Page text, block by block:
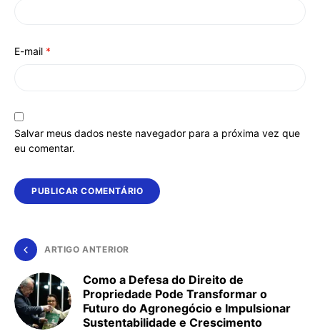
E-mail *
Salvar meus dados neste navegador para a próxima vez que
eu comentar.
ARTIGO ANTERIOR
Como a Defesa do Direito de
Propriedade Pode Transformar o
Futuro do Agronegócio e Impulsionar
Sustentabilidade e Crescimento